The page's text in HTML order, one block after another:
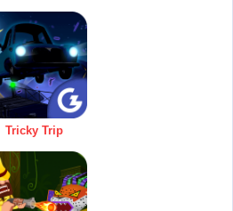
Tricky Trip